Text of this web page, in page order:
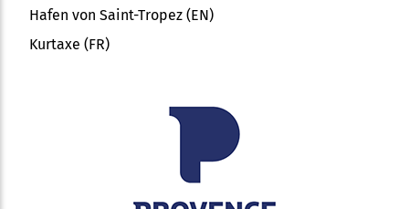
Hafen von Saint-Tropez (EN)
Kurtaxe (FR)